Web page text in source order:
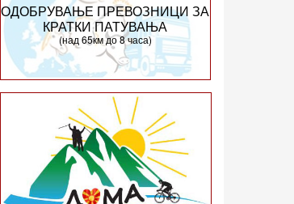
ОДОБРУВАЊЕ ПРЕВОЗНИЦИ ЗА
КРАТКИ ПАТУВАЊА
(над 65км до 8 часа)